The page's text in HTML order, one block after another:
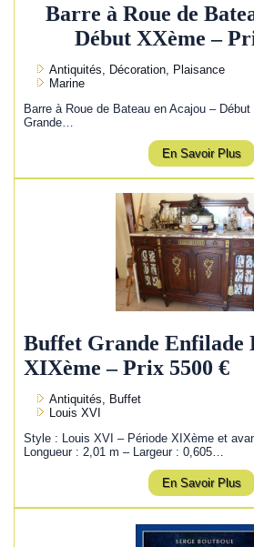
Barre à Roue de
Début XXème –
Antiquités, Décoration, Plaisance
Marine
Barre à Roue de Bateau en Acajou –
Grande…
En Savoir Plus
Buffet Grande Enfilade
XIXème – Prix 5500 €
Antiquités, Buffet
Louis XVI
Style : Louis XVI – Période XIXème et
Longueur : 2,01 m – Largeur : 0,605…
En Savoir Plus